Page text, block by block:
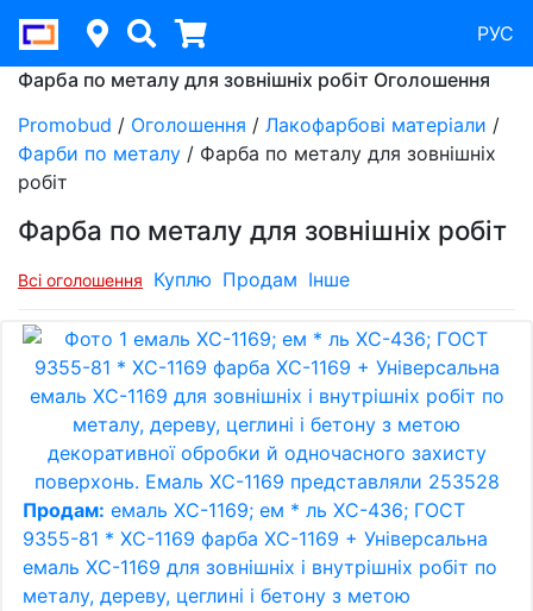
РУС
Фарба по металу для зовнішніх робіт Оголошення
Promobud / Оголошення / Лакофарбові матеріали /
Фарби по металу / Фарба по металу для зовнішніх
робіт
Фарба по металу для зовнішніх робіт
Всі оголошення Куплю Продам Інше
Продам: емаль ХС-1169; ем * ль ХС-436; ГОСТ
9355-81 * ХС-1169 фарба ХС-1169 + Універсальна
емаль ХС-1169 для зовнішніх і внутрішніх робіт по
металу, дереву, цеглині ​​і бетону з метою